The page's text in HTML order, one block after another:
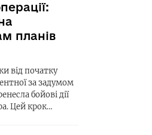
планів
від початку
за задумом
бойові дії
Цей крок…